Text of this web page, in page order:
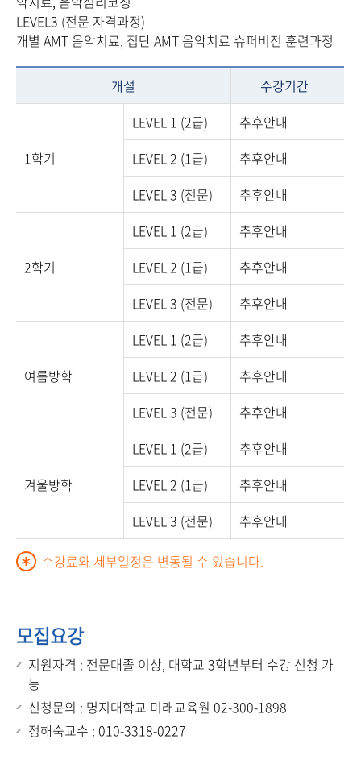
LEVEL3 (전문 자격과정)
개별 AMT 음악치료, 집단 AMT 음악치료 슈퍼비전 훈련과정
개설 수강기간
1학기
LEVEL 1 (2급) 추후안내
LEVEL 2 (1급)
추후안내
LEVEL 3 (전문)
추후안내
2학기
LEVEL 1 (2급) 추후안내
LEVEL 2 (1급)
추후안내
LEVEL 3 (전문)
추후안내
여름방학
LEVEL 1 (2급) 추후안내
LEVEL 2 (1급)
추후안내
LEVEL 3 (전문)
추후안내
겨울방학
LEVEL 1 (2급) 추후안내
LEVEL 2 (1급)
추후안내
LEVEL 3 (전문)
추후안내
수강료와 세부일정은 변동될 수 있습니다.
모집요강
지원자격 : 전문대졸 이상, 대학교 3학년부터 수강 신청 가
능
신청문의 : 명지대학교 미래교육원 02-300-1898
정해숙교수 : 010-3318-0227